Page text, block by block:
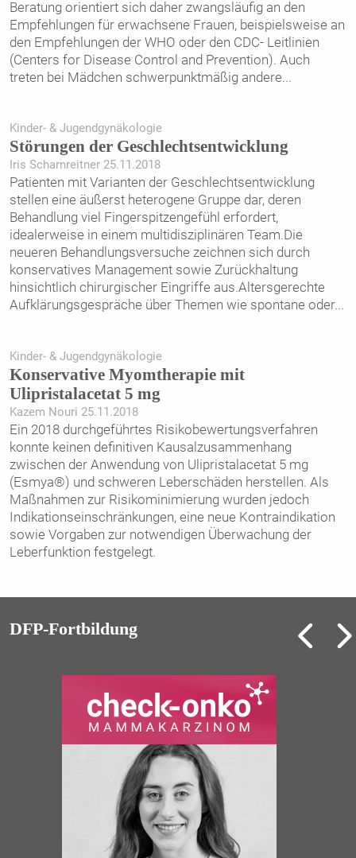
Beratung orientiert sich daher zwangsläufig an den
Empfehlungen für erwachsene Frauen, beispielsweise an
den Empfehlungen der WHO oder den CDC- Leitlinien
(Centers for Disease ­Control and Prevention). Auch
treten bei Mädchen schwerpunktmäßig andere...
Kinder- & Jugendgynäkologie
Störungen der Geschlechtsentwicklung
Iris Scharnreitner 25.11.2018
Patienten mit Varianten der Geschlechtsentwicklung
stellen eine äußerst heterogene Gruppe dar, deren
Behandlung viel Fingerspitzengefühl erfordert,
idealerweise in einem multi­disziplinären Team.Die
neueren Behandlungsversuche zeichnen sich durch
konservatives Management sowie Zurück­haltung
hinsichtlich chirurgischer Eingriffe aus.Altersgerechte
Aufklärungsgespräche über Themen wie spontane oder...
Kinder- & Jugendgynäkologie
Konservative Myomtherapie mit
Ulipristalacetat 5 mg
Kazem Nouri 25.11.2018
Ein 2018 durchgeführtes Risikobewertungsverfahren
konnte keinen definitiven Kausalzusammenhang
zwischen der Anwendung von Ulipristalacetat 5 mg
(Esmya®) und schweren Leberschäden herstellen. Als
Maßnahmen zur Risikominimierung wurden jedoch
Indikationseinschränkungen, eine neue Kontra­indikation
sowie Vorgaben zur notwendigen Überwachung der
Leberfunktion festgelegt.
DFP-Fortbildung